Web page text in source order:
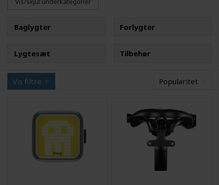
Baglygter Forlygter
Lygtesæt Tilbehør
Vis filtre Popularitet